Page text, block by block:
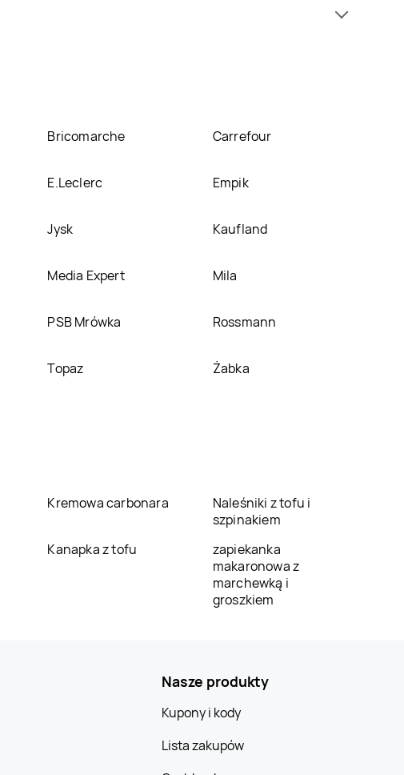
Bricomarche Carrefour
E.Leclerc Empik
Jysk Kaufland
Media Expert Mila
PSB Mrówka Rossmann
Topaz Żabka
Kremowa carbonara
Naleśniki z tofu i
szpinakiem
Kanapka z tofu
zapiekanka
makaronowa z
marchewką i
groszkiem
Nasze produkty
Kupony i kody
Lista zakupów